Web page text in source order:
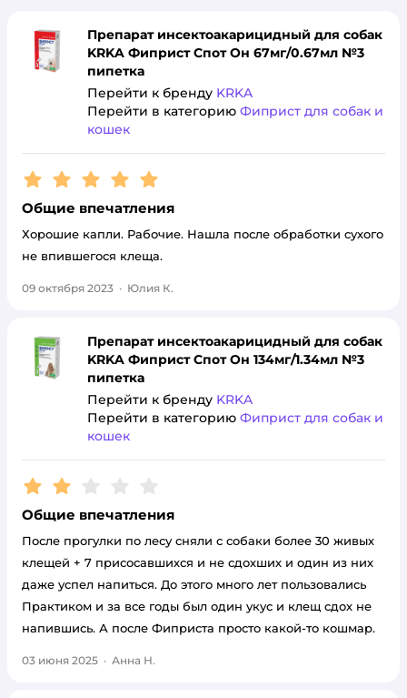
Препарат инсектоакарицидный для собак
KRKA Фиприст Спот Он 67мг/0.67мл №3
пипетка
Перейти к бренду KRKA
Перейти в категорию Фиприст для собак и
кошек
Рейтинг:5
Общие впечатления
Хорошие капли. Рабочие. Нашла после обработки сухого
не впившегося клеща.
09 октября 2023 · Юлия К.
Препарат инсектоакарицидный для собак
KRKA Фиприст Спот Он 134мг/1.34мл №3
пипетка
Перейти к бренду KRKA
Перейти в категорию Фиприст для собак и
кошек
Рейтинг:2
Общие впечатления
После прогулки по лесу сняли с собаки более 30 живых
клещей + 7 присосавшихся и не сдохших и один из них
даже успел напиться. До этого много лет пользовались
Практиком и за все годы был один укус и клещ сдох не
напившись. А после Фиприста просто какой-то кошмар.
03 июня 2025 · Анна Н.